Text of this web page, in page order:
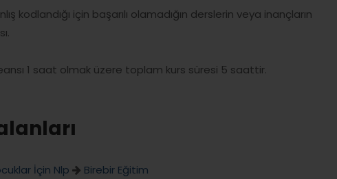
kodlandığı için başarılı olamadığın derslerin veya inançların
1 saat olmak üzere toplam kurs süresi 5 saattir.
İçin Nlp
Birebir Eğitim